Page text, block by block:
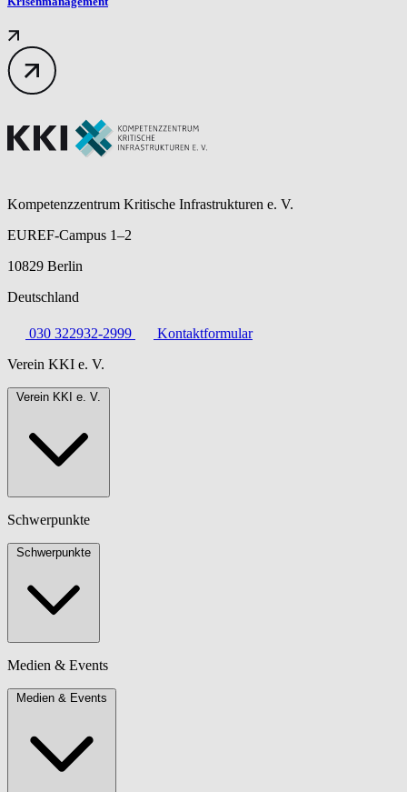
Kompetenzzentrum Kritische Infrastrukturen e. V.
EUREF-Campus 1–2
10829 Berlin
Deutschland
030 322932-2999
Kontaktformular
Verein KKI e. V.
Verein KKI e. V.
Schwerpunkte
Schwerpunkte
Medien & Events
Medien & Events